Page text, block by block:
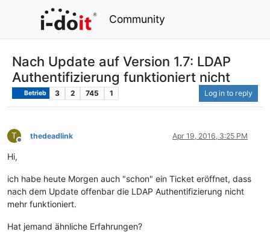
Community
Nach Update auf Version 1.7: LDAP
Authentifizierung funktioniert nicht
Betrieb 3 2 745 1 Log in to reply
T
Offline
thedeadlink Apr 19, 2016, 3:25 PM
Hi,
ich habe heute Morgen auch "schon" ein Ticket eröffnet, dass
nach dem Update offenbar die LDAP Authentifizierung nicht
mehr funktioniert.
Hat jemand ähnliche Erfahrungen?